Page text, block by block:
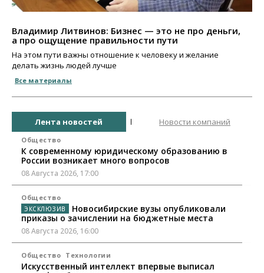
Владимир Литвинов: Бизнес — это не про деньги,
а про ощущение правильности пути
На этом пути важны отношение к человеку и желание
делать жизнь людей лучше
Все материалы
Лента новостей Новости компаний
Общество
К современному юридическому образованию в
России возникает много вопросов
08 Августа 2026, 17:00
Общество
Новосибирские вузы опубликовали
приказы о зачислении на бюджетные места
08 Августа 2026, 16:00
Общество Технологии
Искусственный интеллект впервые выписал